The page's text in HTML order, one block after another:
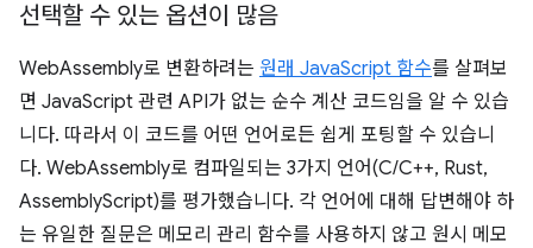
선택할 수 있는 옵션이 많음
WebAssembly로 변환하려는 원래 JavaScript 함수를 살펴보
면 JavaScript 관련 API가 없는 순수 계산 코드임을 알 수 있습
니다. 따라서 이 코드를 어떤 언어로든 쉽게 포팅할 수 있습니
다. WebAssembly로 컴파일되는 3가지 언어(C/C++, Rust,
AssemblyScript)를 평가했습니다. 각 언어에 대해 답변해야 하
는 유일한 질문은 메모리 관리 함수를 사용하지 않고 원시 메모